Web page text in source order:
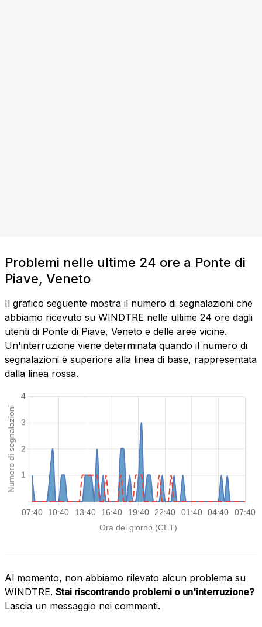
Problemi nelle ultime 24 ore a Ponte di
Piave, Veneto
Il grafico seguente mostra il numero di segnalazioni che
abbiamo ricevuto su WINDTRE nelle ultime 24 ore dagli
utenti di Ponte di Piave, Veneto e delle aree vicine.
Un'interruzione viene determinata quando il numero di
segnalazioni è superiore alla linea di base, rappresentata
dalla linea rossa.
Al momento, non abbiamo rilevato alcun problema su
WINDTRE. Stai riscontrando problemi o un'interruzione?
Lascia un messaggio nei commenti.